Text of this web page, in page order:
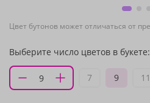
Цвет бутонов может отличаться от
Выберите число цветов в букете:
7 9 11